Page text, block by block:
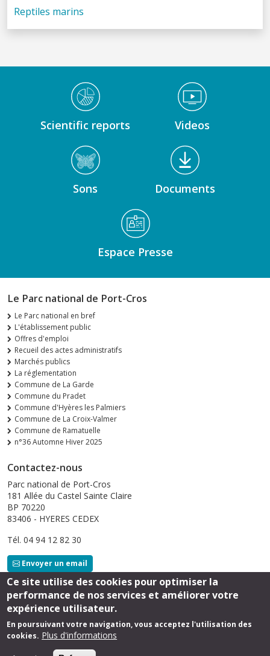
Reptiles marins
Médiathèque Footer
Scientific reports Videos
Sons Documents
Espace Presse
Le Parc national de Port-Cros
Le Parc national en bref
L'établissement public
Offres d'emploi
Recueil des actes administratifs
Marchés publics
La réglementation
Commune de La Garde
Commune du Pradet
Commune d'Hyères les Palmiers
Commune de La Croix-Valmer
Commune de Ramatuelle
n°36 Automne Hiver 2025
Contactez-nous
Parc national de Port-Cros
181 Allée du Castel Sainte Claire
BP 70220
83406 - HYERES CEDEX
Tél. 04 94 12 82 30
Envoyer un email
Suivez-nous
Ce site utilise des cookies pour optimiser la
performance de nos services et améliorer votre
expérience utilisateur.
En poursuivant votre navigation, vous acceptez l'utilisation des
cookies. Plus d'informations